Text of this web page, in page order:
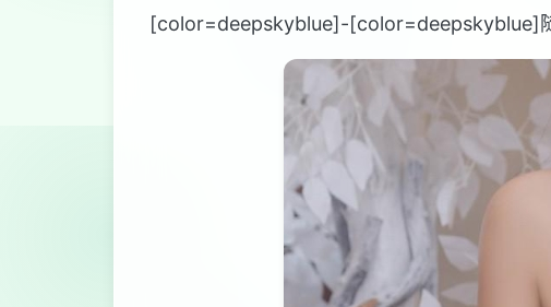
[color=deepskyblue]-[color=deepskyblue]随